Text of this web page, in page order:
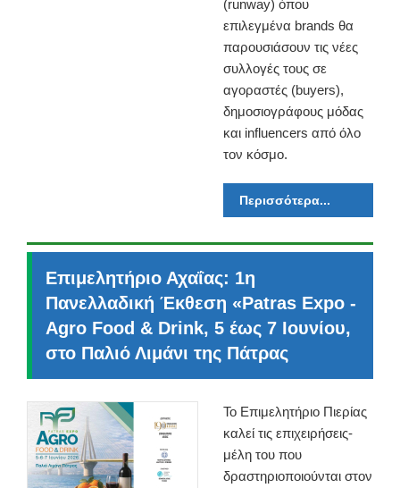
(runway) όπου
επιλεγμένα brands θα
παρουσιάσουν τις νέες
συλλογές τους σε
αγοραστές (buyers),
δημοσιογράφους μόδας
και influencers από όλο
τον κόσμο.
Περισσότερα...
Επιμελητήριο Αχαΐας: 1η
Πανελλαδική Έκθεση «Patras Expo -
Agro Food & Drink, 5 έως 7 Ιουνίου,
στο Παλιό Λιμάνι της Πάτρας
Το Επιμελητήριο Πιερίας
καλεί τις επιχειρήσεις-
μέλη του που
δραστηριοποιούνται στον